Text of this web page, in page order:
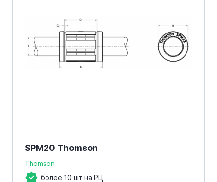
SPM20 Thomson
Thomson
более 10 шт на РЦ